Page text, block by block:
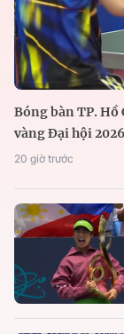
Bóng bàn TP.
vàng Đại hội 2026
20 giờ trước